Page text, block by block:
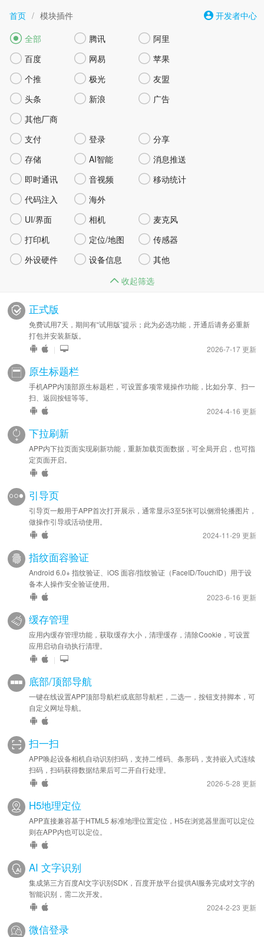
首页 / 模块插件 开发者中心
 全部  腾讯  阿里
 百度  网易  苹果
 个推  极光  友盟
 头条  新浪  广告
 其他厂商
 支付  登录  分享
 存储  AI智能  消息推送
 即时通讯  音视频  移动统计
 代码注入  海外
 UI/界面  相机  麦克风
 打印机  定位/地图  传感器
 外设硬件  设备信息  其他
收起筛选
正式版
免费试用7天，期间有“试用版”提示；此为必选功能，开通后请务必重新
打包并安装新版。
|
2026-7-17 更新
原生标题栏
手机APP内顶部原生标题栏，可设置多项常规操作功能，比如分享、扫一
扫、返回按钮等等。
2024-4-16 更新
下拉刷新
APP内下拉页面实现刷新功能，重新加载页面数据，可全局开启，也可指
定页面开启。
引导页
引导页一般用于APP首次打开展示，通常显示3至5张可以侧滑轮播图片，
做操作引导或活动使用。
2024-11-29 更新
指纹面容验证
Android 6.0+ 指纹验证、iOS 面容/指纹验证（FaceID/TouchID）用于设
备本人操作安全验证使用。
2023-6-16 更新
缓存管理
应用内缓存管理功能，获取缓存大小，清理缓存，清除Cookie，可设置
应用启动自动执行清理。
|
底部/顶部导航
一键在线设置APP顶部导航栏或底部导航栏，二选一，按钮支持脚本，可
自定义网址导航。
扫一扫
APP唤起设备相机自动识别扫码，支持二维码、条形码，支持嵌入式连续
扫码，扫码获得数据结果后可二开自行处理。
2026-5-28 更新
H5地理定位
APP直接兼容基于HTML5 标准地理位置定位，H5在浏览器里面可以定位
则在APP内也可以定位。
AI 文字识别
集成第三方百度AI文字识别SDK，百度开放平台提供AI服务完成对文字的
智能识别，需二次开发。
2024-2-23 更新
微信登录